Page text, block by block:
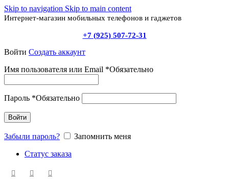
Skip to navigation Skip to main content
Интернет-магазин мобильных телефонов и гаджетов
+7 (925) 507-72-31
Войти Создать аккаунт
Имя пользователя или Email *Обязательно
Пароль *Обязательно
Войти
Забыли пароль?
Запомнить меня
Статус заказа